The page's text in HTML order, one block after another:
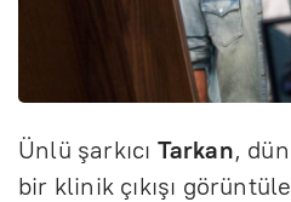
Ünlü şarkıcı Tarkan,
bir klinik çıkışı